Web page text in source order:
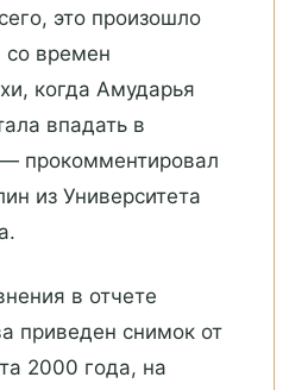
это произошло
со времен
когда Амударья
впадать в
прокомментировал
из Университета
в отчете
приведен снимок от
2000 года, на